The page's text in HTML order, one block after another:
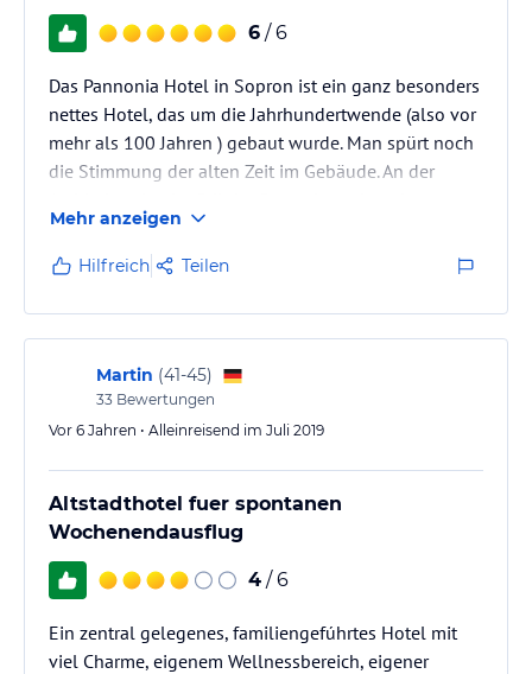
6 / 6
Das Pannonia Hotel in Sopron ist ein ganz besonders
nettes Hotel, das um die Jahrhundertwende (also vor
mehr als 100 Jahren ) gebaut wurde. Man spürt noch
die Stimmung der alten Zeit im Gebäude. An der
Mehr anzeigen
Hilfreich Teilen
Martin (41-45)
33 Bewertungen
Vor 6 Jahren • Alleinreisend im Juli 2019
Altstadthotel fuer spontanen
Wochenendausflug
4 / 6
Ein zentral gelegenes, familiengefúhrtes Hotel mit
viel Charme, eigenem Wellnessbereich, eigener